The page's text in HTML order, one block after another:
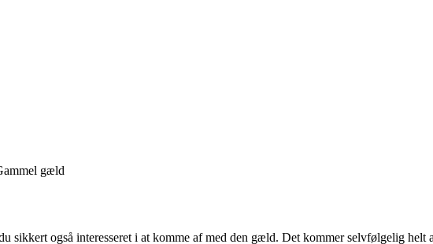
gæld
sikkert også interesseret i at komme af med den gæld. Det kommer selvfølgelig